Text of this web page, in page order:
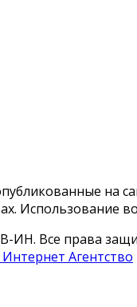
на
Использование
ИН. Все права
Агентство